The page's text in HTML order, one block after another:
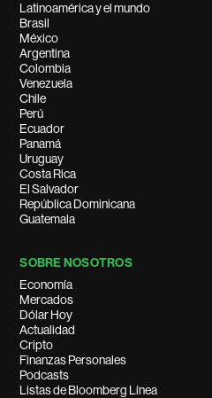
Latinoamérica y el mundo
Brasil
México
Argentina
Colombia
Venezuela
Chile
Perú
Ecuador
Panamá
Uruguay
Costa Rica
El Salvador
República Dominicana
Guatemala
SOBRE NOSOTROS
Economía
Mercados
Dólar Hoy
Actualidad
Cripto
Finanzas Personales
Podcasts
Listas de Bloomberg Línea